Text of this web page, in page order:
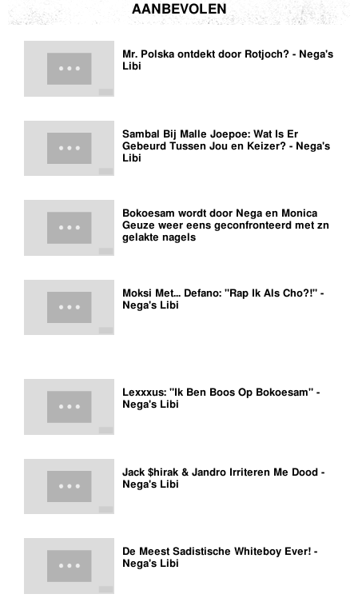
AANBEVOLEN
Mr. Polska ontdekt door Rotjoch? - Nega's
Libi
Sambal Bij Malle Joepoe: Wat Is Er
Gebeurd Tussen Jou en Keizer? - Nega's
Libi
Bokoesam wordt door Nega en Monica
Geuze weer eens geconfronteerd met zn
gelakte nagels
Moksi Met... Defano: "Rap Ik Als Cho?!" -
Nega's Libi
Lexxxus: "Ik Ben Boos Op Bokoesam" -
Nega's Libi
Jack $hirak & Jandro Irriteren Me Dood -
Nega's Libi
De Meest Sadistische Whiteboy Ever! -
Nega's Libi